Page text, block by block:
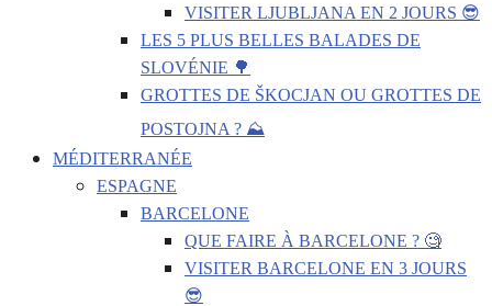
VISITER LJUBLJANA EN 2 JOURS 😎
LES 5 PLUS BELLES BALADES DE
SLOVÉNIE 🌳
GROTTES DE ŠKOCJAN OU GROTTES DE
POSTOJNA ? ⛰️
MÉDITERRANÉE
ESPAGNE
BARCELONE
QUE FAIRE À BARCELONE ? 🧐
VISITER BARCELONE EN 3 JOURS
😎